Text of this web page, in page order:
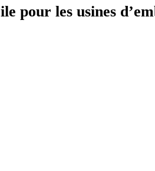
pour les usines